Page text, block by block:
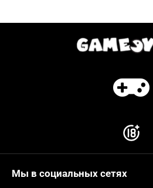
Мы в социальных сетях